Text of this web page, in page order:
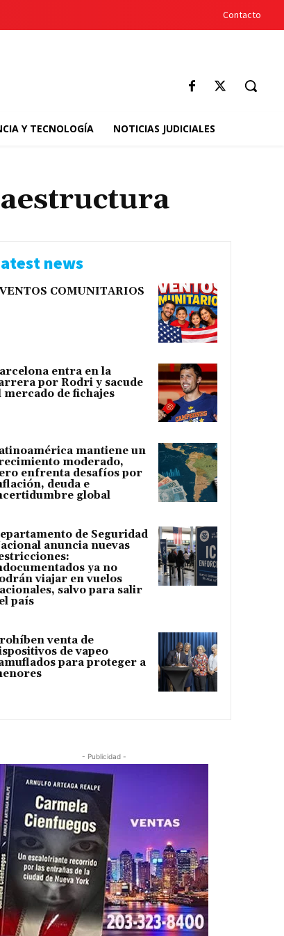
Contacto
Y TECNOLOGÍA NOTICIAS JUDICIALES
news
COMUNITARIOS
entra en la
por Rodri y sacude
mercado de fichajes
mantiene un
moderado,
enfrenta desafíos por
deuda e
global
de Seguridad
anuncia nuevas
ya no
viajar en vuelos
salvo para salir
país
venta de
de vapeo
para proteger a
- Publicidad -